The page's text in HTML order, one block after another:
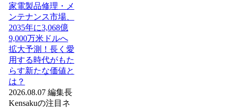
家電製品修理・メ
ンテナンス市場、
2035年に3,068億
9,000万米ドルへ
拡大予測！長く愛
用する時代がもた
らす新たな価値と
は？
2026.08.07 編集長
Kensakuの注目ネ